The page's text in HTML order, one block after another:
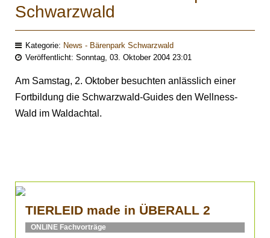
Schwarzwald
Kategorie: News - Bärenpark Schwarzwald
Veröffentlicht: Sonntag, 03. Oktober 2004 23:01
Am Samstag, 2. Oktober besuchten anlässlich einer
Fortbildung die Schwarzwald-Guides den Wellness-
Wald im Waldachtal.
TIERLEID made in ÜBERALL 2
ONLINE Fachvorträge